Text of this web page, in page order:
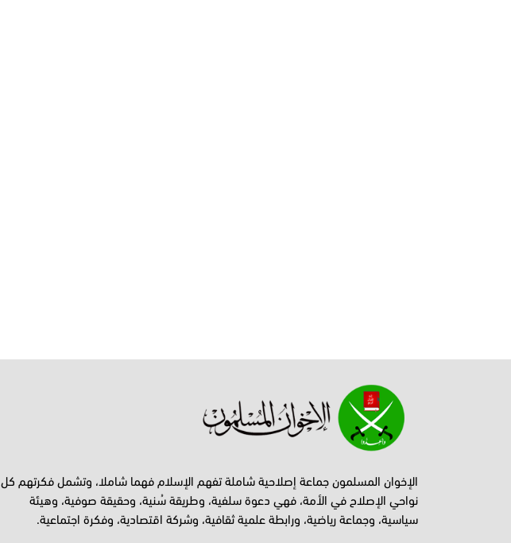
الإخوان المسلمون جماعة إصلاحية شاملة تفهم الإسلام فهما شاملا، وتشمل فكرتهم كل
نواحي الإصلاح في الأمة، فهي دعوة سلفية، وطريقة سُنية، وحقيقة صوفية، وهيئة
سياسية، وجماعة رياضية، ورابطة علمية ثقافية، وشركة اقتصادية، وفكرة اجتماعية.